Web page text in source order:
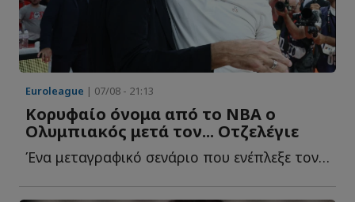
Euroleague | 07/08 - 21:13
Κορυφαίο όνομα από το NBA ο
Ολυμπιακός μετά τον... Οτζελέγιε
Ένα μεταγραφικό σενάριο που ενέπλεξε τον Ολυμπιακό κ...